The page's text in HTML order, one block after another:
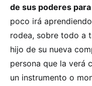
de sus poderes
poco irá
rodea, sobre todo a
hijo de su nueva
persona que la verá
un instrumento o